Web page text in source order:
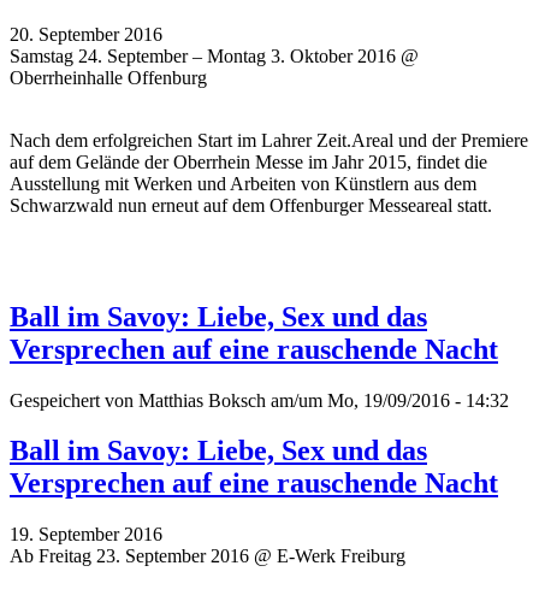
20. September 2016
Samstag 24. September – Montag 3. Oktober 2016 @
Oberrheinhalle Offenburg
Nach dem erfolgreichen Start im Lahrer Zeit.Areal und der Premiere
auf dem Gelände der Oberrhein Messe im Jahr 2015, findet die
Ausstellung mit Werken und Arbeiten von Künstlern aus dem
Schwarzwald nun erneut auf dem Offenburger Messeareal statt.
Ball im Savoy: Liebe, Sex und das
Versprechen auf eine rauschende Nacht
Gespeichert von Matthias Boksch am/um Mo, 19/09/2016 - 14:32
Ball im Savoy: Liebe, Sex und das
Versprechen auf eine rauschende Nacht
19. September 2016
Ab Freitag 23. September 2016 @ E-Werk Freiburg